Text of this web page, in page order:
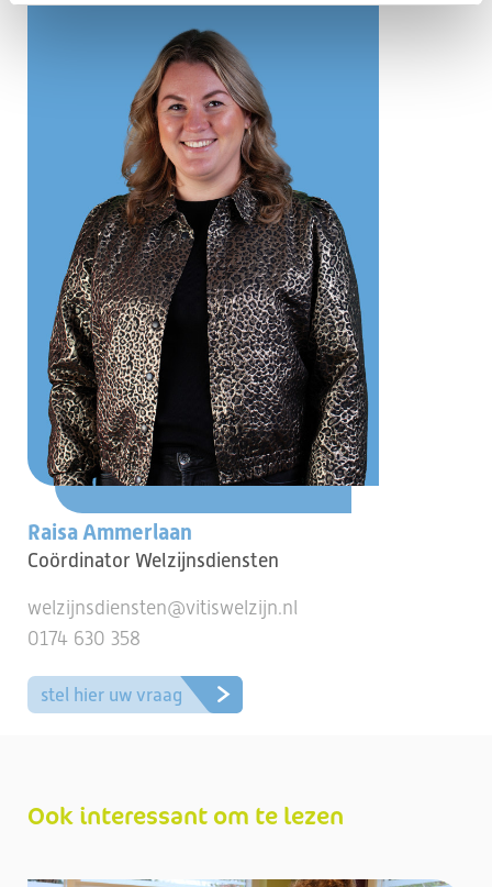
Raisa Ammerlaan
Coördinator Welzijnsdiensten
welzijnsdiensten@vitiswelzijn.nl
0174 630 358
stel hier uw vraag
Ook interessant om te lezen